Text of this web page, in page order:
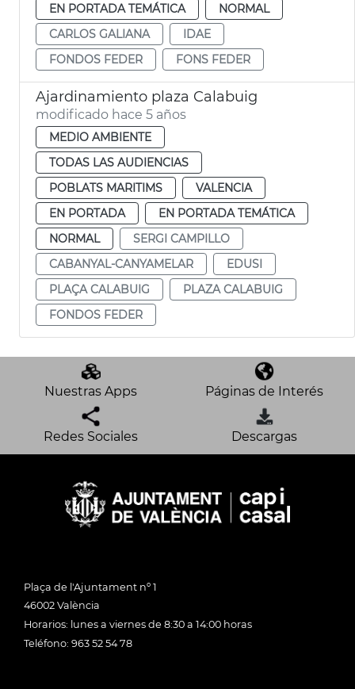
EN PORTADA TEMÁTICA
NORMAL
CARLOS GALIANA
IDAE
FONDOS FEDER
FONS FEDER
Ajardinamiento plaza Calabuig
modificado hace 5 años
MEDIO AMBIENTE
TODAS LAS AUDIENCIAS
POBLATS MARITIMS
VALENCIA
EN PORTADA
EN PORTADA TEMÁTICA
NORMAL
SERGI CAMPILLO
CABANYAL-CANYAMELAR
EDUSI
PLAÇA CALABUIG
PLAZA CALABUIG
FONDOS FEDER
Nuestras Apps Páginas de Interés
Redes Sociales Descargas
Plaça de l'Ajuntament nº 1
46002 València
Horarios: lunes a viernes de 8:30 a 14:00 horas
Teléfono: 963 52 54 78